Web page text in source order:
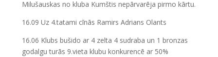
Milušauskas no kluba Kumštis nepārvarēja pirmo kārtu.
16.09 Uz 4.tatami cīnās Ramirs Adrians Olants
16.06 Klubs bušido ar 4 zelta 4 sudraba un 1 bronzas
godalgu turās 9.vieta klubu konkurencē ar 50%